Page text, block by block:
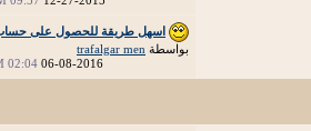
اسهل طريقة للحصول على
بواسطة trafalgar men
06-08-2016
02:04 PM